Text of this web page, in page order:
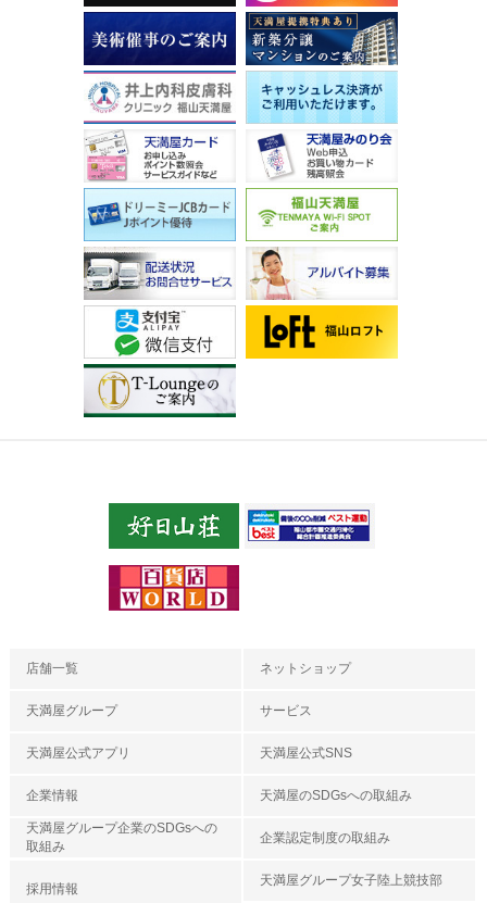
店舗一覧 ネットショップ
天満屋グループ サービス
天満屋公式アプリ 天満屋公式SNS
企業情報 天満屋のSDGsへの取組み
天満屋グループ企業のSDGsへの
取組み
企業認定制度の取組み
採用情報
天満屋グループ女子陸上競技部